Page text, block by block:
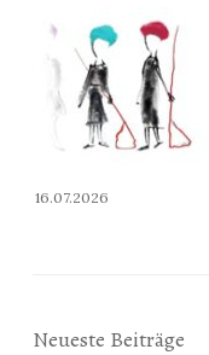
16.07.2026
Neueste Beiträge